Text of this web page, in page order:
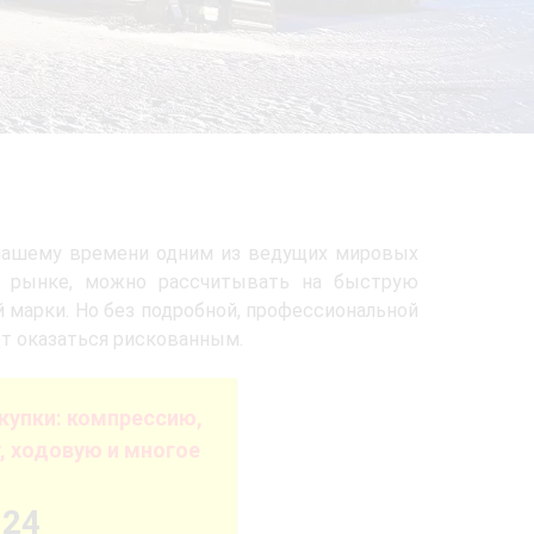
времени одним из ведущих мировых
рынке, можно рассчитывать на быструю
Но без подробной, профессиональной
оказаться рискованным.
компрессию,
ходовую и многое